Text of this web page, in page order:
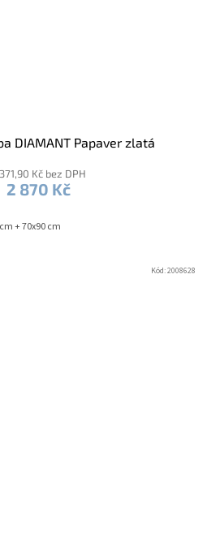
DIAMANT Papaver zlatá
Kč bez DPH
2 870 Kč
+ 70x90 cm
Kód:2008628